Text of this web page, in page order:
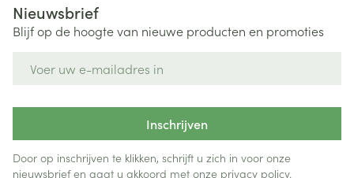
Nieuwsbrief
Blijf op de hoogte van nieuwe producten en promoties
Inschrijven
Door op inschrijven te klikken, schrijft u zich in voor onze
nieuwsbrief en gaat u akkoord met onze privacy policy.